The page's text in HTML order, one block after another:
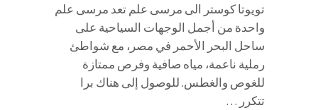
تويوتا كوستر الى مرسى علم تعد مرسى علم
واحدة من أجمل الوجهات السياحية على
ساحل البحر الأحمر في مصر، مع شواطئ
رملية ناعمة، مياه صافية وفرص ممتازة
للغوص والغطس. للوصول إلى هناك برا
تتكرر …